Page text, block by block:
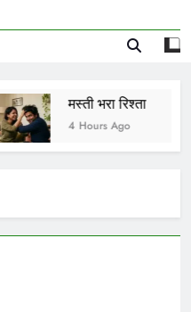
मस्ती भरा रिश्ता
4 Hours Ago